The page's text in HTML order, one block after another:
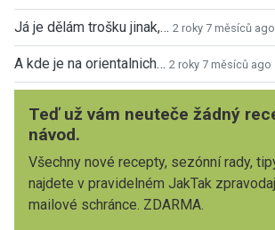
Já je dělám trošku jinak,… 2 roky 7 měsíců ago
A kde je na orientalnich… 2 roky 7 měsíců ago
Teď už vám neuteče žádný
návod.
Všechny nové recepty, sezónní rady,
najdete v pravidelném JakTak
mailové schránce. ZDARMA.